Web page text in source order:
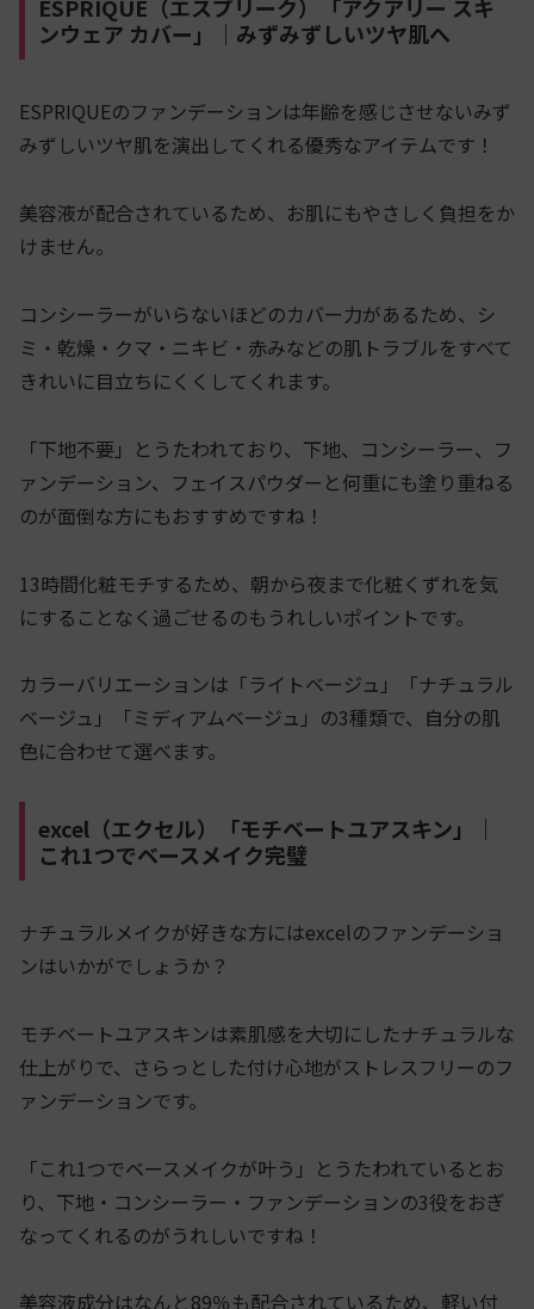
ESPRIQUE（エスプリーク）「アクアリー スキ
ンウェア カバー」｜みずみずしいツヤ肌へ
ESPRIQUEのファンデーションは年齢を感じさせないみず
みずしいツヤ肌を演出してくれる優秀なアイテムです！
美容液が配合されているため、お肌にもやさしく負担をか
けません。
コンシーラーがいらないほどのカバー力があるため、シ
ミ・乾燥・クマ・ニキビ・赤みなどの肌トラブルをすべて
きれいに目立ちにくくしてくれます。
「下地不要」とうたわれており、下地、コンシーラー、フ
ァンデーション、フェイスパウダーと何重にも塗り重ねる
のが面倒な方にもおすすめですね！
13時間化粧モチするため、朝から夜まで化粧くずれを気
にすることなく過ごせるのもうれしいポイントです。
カラーバリエーションは「ライトベージュ」「ナチュラル
ベージュ」「ミディアムベージュ」の3種類で、自分の肌
色に合わせて選べます。
excel（エクセル）「モチベートユアスキン」｜
これ1つでベースメイク完璧
ナチュラルメイクが好きな方にはexcelのファンデーショ
ンはいかがでしょうか？
モチベートユアスキンは素肌感を大切にしたナチュラルな
仕上がりで、さらっとした付け心地がストレスフリーのフ
ァンデーションです。
「これ1つでベースメイクが叶う」とうたわれているとお
り、下地・コンシーラー・ファンデーションの3役をおぎ
なってくれるのがうれしいですね！
美容液成分はなんと89％も配合されているため、軽い付